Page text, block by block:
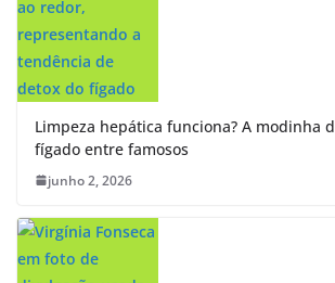
Limpeza hepática funciona? A modinha
fígado entre famosos
junho 2, 2026